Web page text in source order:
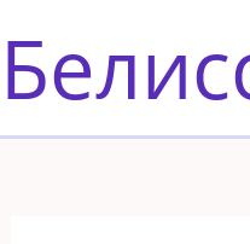
к
содержимому